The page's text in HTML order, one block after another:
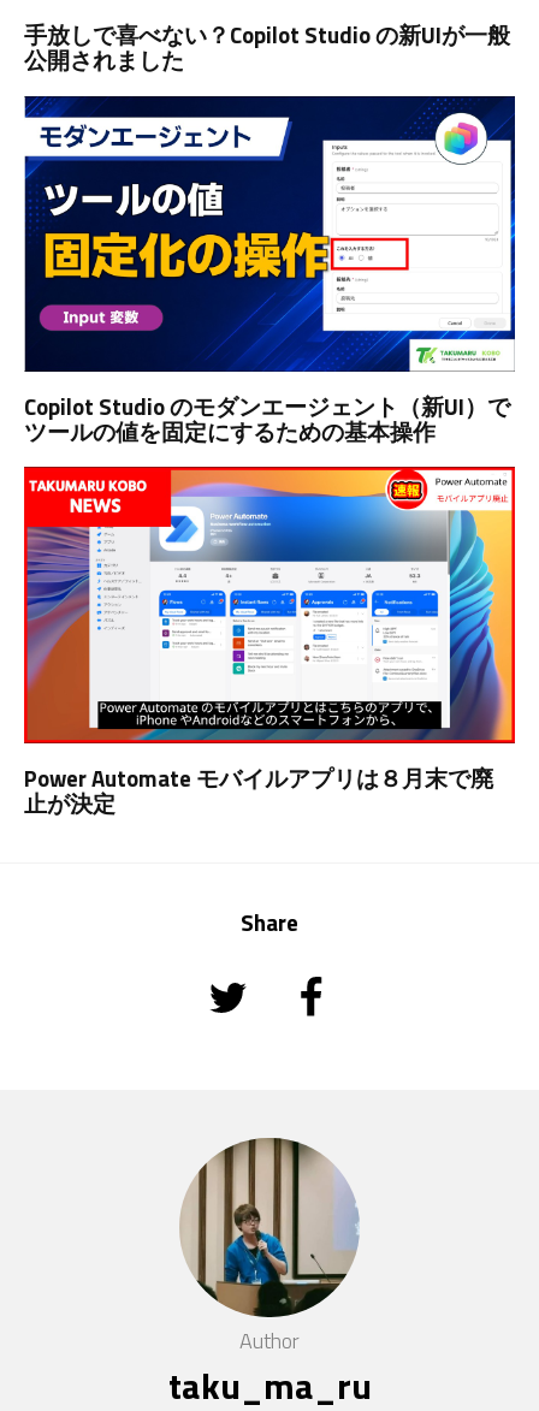
手放しで喜べない？Copilot Studio の新UIが一般
公開されました
Copilot Studio のモダンエージェント（新UI）で
ツールの値を固定にするための基本操作
Power Automate モバイルアプリは８月末で廃
止が決定
Share
Author
taku_ma_ru